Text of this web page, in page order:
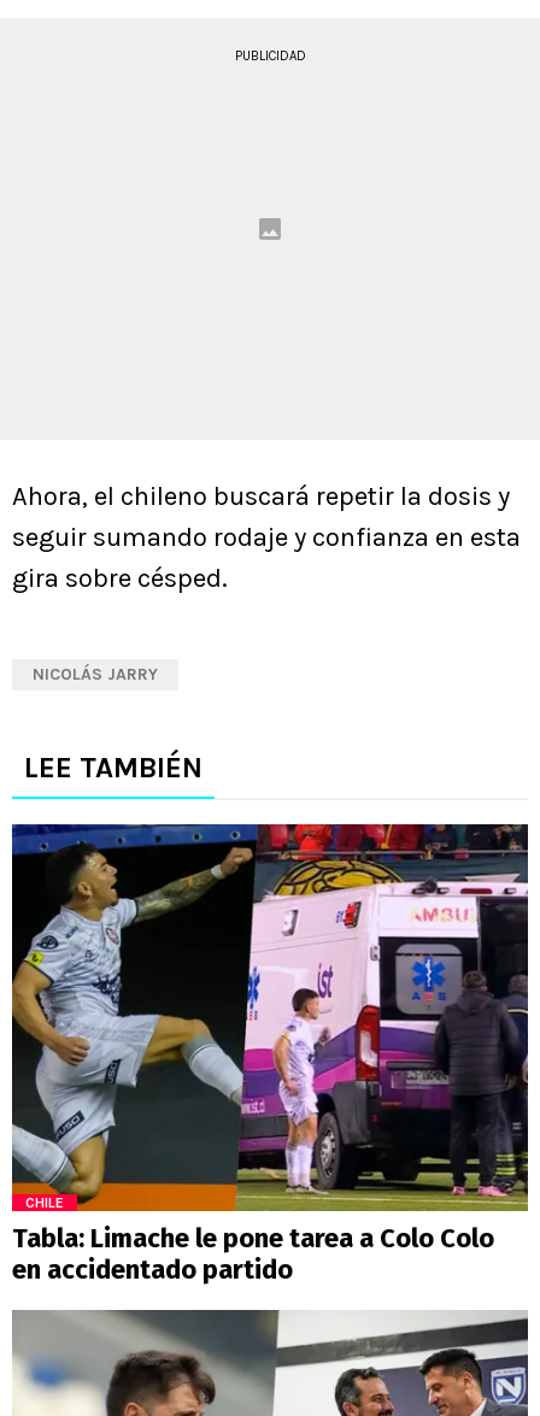
PUBLICIDAD
Ahora, el chileno buscará repetir la dosis y
seguir sumando rodaje y confianza en esta
gira sobre césped.
NICOLÁS JARRY
LEE TAMBIÉN
CHILE
Tabla: Limache le pone tarea a Colo Colo
en accidentado partido